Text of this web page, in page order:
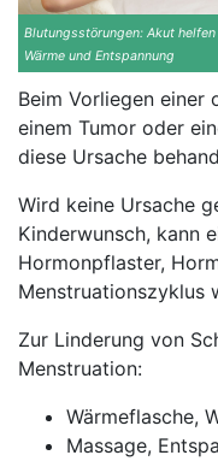
Blutungsstörungen: Akut helfen
Wärme und Entspannung
Beim Vorliegen einer
einem Tumor oder
diese Ursache
Wird keine Ursache
Kinderwunsch, kann
Hormonpflaster,
Menstruationszyklus
Zur Linderung von
Menstruation:
Wärmeflasche,
Massage,